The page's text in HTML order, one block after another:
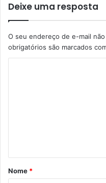
Deixe uma resposta
O seu endereço de e-mail
obrigatórios são marcados
Nome *